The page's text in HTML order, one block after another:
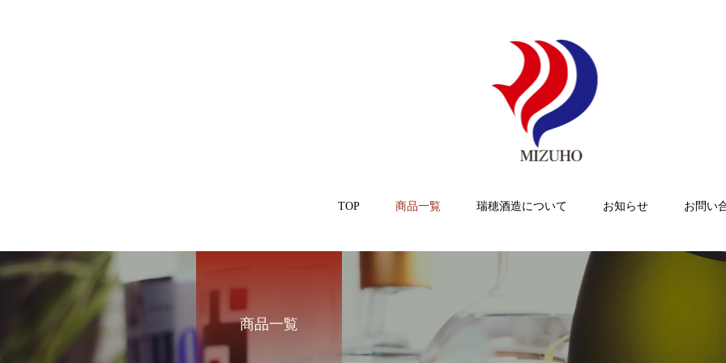
TOP 商品一覧 瑞穂酒造について お知らせ お問い
商品一覧